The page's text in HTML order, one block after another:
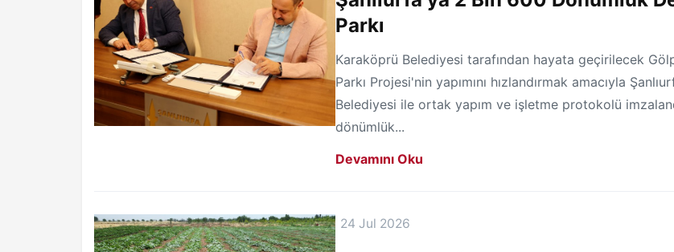
Parkı
Karaköprü Belediyesi tarafından hayata geçirilecek
Parkı Projesi'nin yapımını hızlandırmak amacıyla
Belediyesi ile ortak yapım ve işletme protokolü
dönümlük...
Devamını Oku
24 Jul 2026